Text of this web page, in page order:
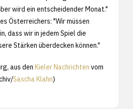
wird ein entscheidender Monat."
Österreichers: "Wir müssen
dass wir in jedem Spiel die
Stärken überdecken können."
aus den Kieler Nachrichten vom
Sascha Klahn)